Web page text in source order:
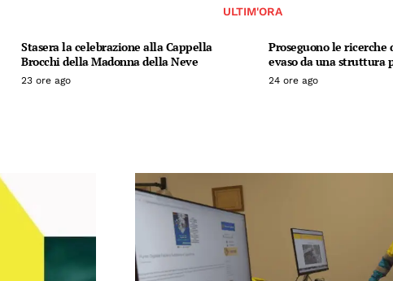
ULTIM'ORA
Stasera la celebrazione alla Cappella
Brocchi della Madonna della Neve
23 ore ago
Proseguono le
evaso da una struttura
24 ore ago